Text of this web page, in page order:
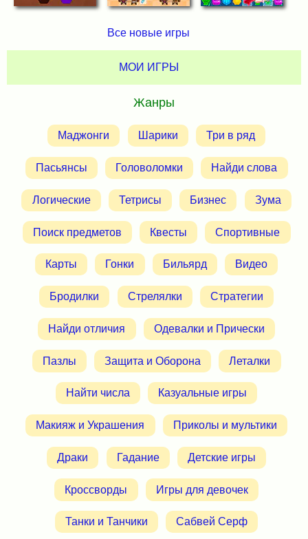
Все новые игры
МОИ ИГРЫ
Жанры
Маджонги Шарики Три в ряд
Пасьянсы Головоломки Найди слова
Логические Тетрисы Бизнес Зума
Поиск предметов Квесты Спортивные
Карты Гонки Бильярд Видео
Бродилки Стрелялки Стратегии
Найди отличия Одевалки и Прически
Пазлы Защита и Оборона Леталки
Найти числа Казуальные игры
Макияж и Украшения Приколы и мультики
Драки Гадание Детские игры
Кроссворды Игры для девочек
Танки и Танчики Сабвей Серф